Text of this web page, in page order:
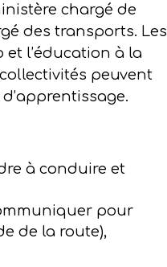
chargé de
des transports. Les
l’éducation à la
peuvent
à conduire et
pour
de la route),